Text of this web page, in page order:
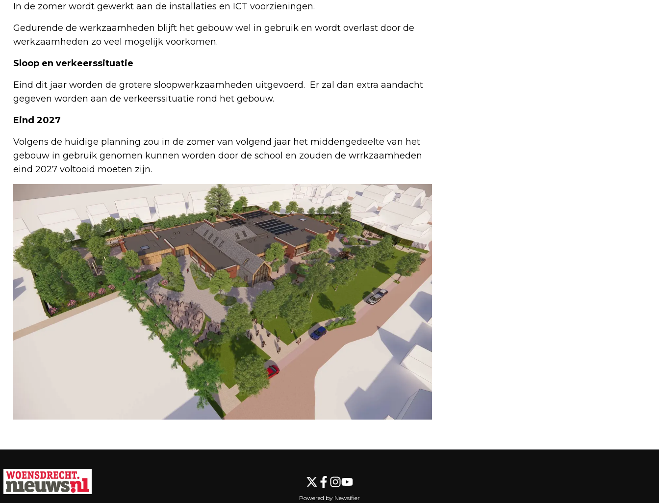
In de zomer wordt gewerkt aan de installaties en ICT voorzieningen.
Gedurende de werkzaamheden blijft het gebouw wel in gebruik en wordt overlast door de
werkzaamheden zo veel mogelijk voorkomen.
Sloop en verkeerssituatie
Eind dit jaar worden de grotere sloopwerkzaamheden uitgevoerd. Er zal dan extra aandacht
gegeven worden aan de verkeerssituatie rond het gebouw.
Eind 2027
Volgens de huidige planning zou in de zomer van volgend jaar het middengedeelte van het
gebouw in gebruik genomen kunnen worden door de school en zouden de wrrkzaamheden
eind 2027 voltooid moeten zijn.
DOMINEE H. KOOPS SPREEKT BIJ DE
PROTESTANTSE GEMEENTE
VOOR 75 JAAR HARMONIE AURORA
Powered by Newsifier